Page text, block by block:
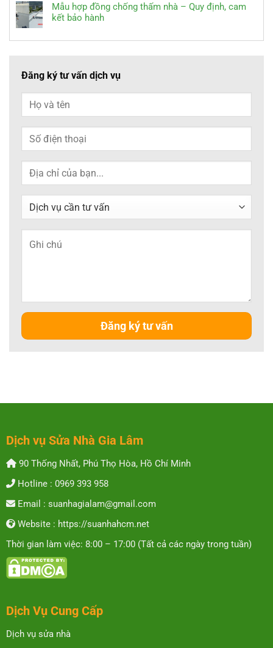
Mẫu hợp đồng chống thấm nhà – Quy định, cam
kết bảo hành
Đăng ký tư vấn dịch vụ
Dịch vụ Sửa Nhà Gia Lâm
90 Thống Nhất, Phú Thọ Hòa, Hồ Chí Minh
Hotline : 0969 393 958
Email : suanhagialam@gmail.com
Website : https://suanhahcm.net
Thời gian làm việc: 8:00 – 17:00 (Tất cả các ngày trong tuần)
Dịch Vụ Cung Cấp
Dịch vụ sửa nhà